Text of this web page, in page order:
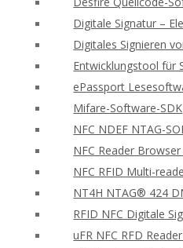
Digitale Signatur –
Digitales Signieren
Entwicklungstool für
ePassport
Mifare-Software-SDK
NFC NDEF NTAG-
NFC Reader
NFC RFID Multi-
NT4H NTAG® 424
RFID NFC Digitale
uFR NFC RFD